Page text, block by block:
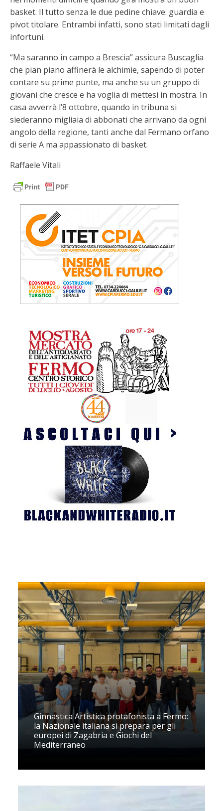
basket. Il tutto senza le due pedine chiave: guardia e
pivot titolare. Entrambi infatti, sono stati limitati dagli
infortuni.
“Ma saranno in campo a Brescia” assicura Buscaglia
che pian piano affinerà le alchimie, sapendo di poter
contare su prime punte, ma anche su un gruppo di
giovani che cresce e ha voglia di mettesi in mostra. In
casa avverrà l’8 ottobre, quando in tribuna si
siederanno migliaia di abbonati che arrivano da ogni
angolo della regione, tanti anche dal Fermano orfano
di serie A ma appassionato di basket.
Raffaele Vitali
Ginnastica Artistica protafonista a Fermo:
la Nazionale italiana si prepara per gli
europei di Zagabria e Giochi del
Mediterraneo